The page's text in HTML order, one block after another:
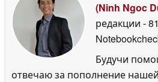
(Ninh Ngoc
редакции -
Будучи
отвечаю за пополнение